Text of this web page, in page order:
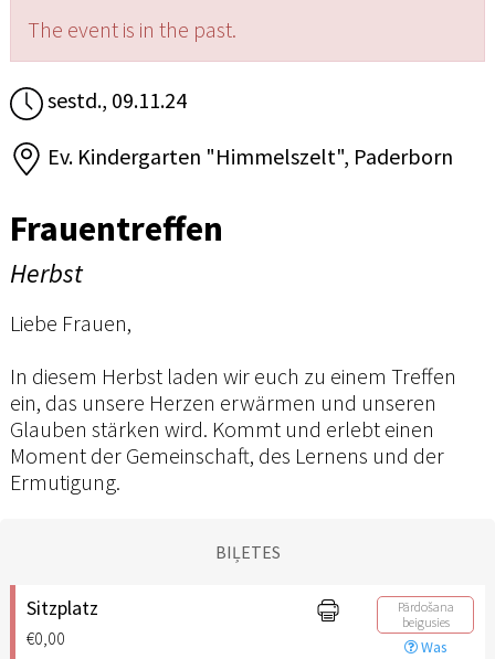
The event is in the past.
sestd., 09.11.24
Ev. Kindergarten "Himmelszelt", Paderborn
Frauentreffen
Herbst
Liebe Frauen,
In diesem Herbst laden wir euch zu einem Treffen
ein, das unsere Herzen erwärmen und unseren
Glauben stärken wird. Kommt und erlebt einen
Moment der Gemeinschaft, des Lernens und der
Ermutigung.
BIĻETES
Sitzplatz
€0,00
Pārdošana
beigusies
Was